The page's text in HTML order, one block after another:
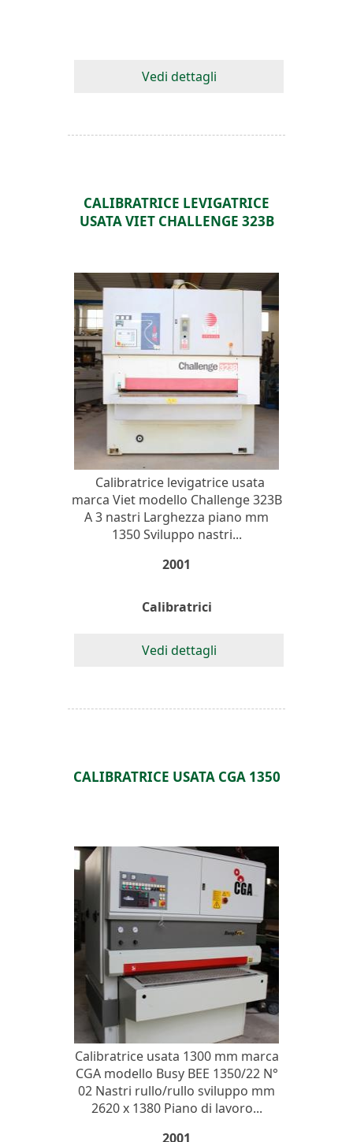
Vedi dettagli
CALIBRATRICE LEVIGATRICE
USATA VIET CHALLENGE 323B
Calibratrice levigatrice usata
marca Viet modello Challenge 323B
A 3 nastri Larghezza piano mm
1350 Sviluppo nastri...
2001
Calibratrici
Vedi dettagli
CALIBRATRICE USATA CGA 1350
Calibratrice usata 1300 mm marca
CGA modello Busy BEE 1350/22 N°
02 Nastri rullo/rullo sviluppo mm
2620 x 1380 Piano di lavoro...
2001